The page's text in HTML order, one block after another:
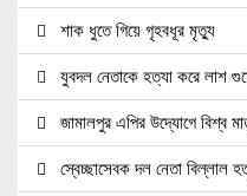
শাক ধুতে গিয়ে গৃহবধূর মৃত্যু
যুবদল নেতাকে হত্যা করে লাশ
জামালপুর এপির উদ্যোগে বিশ্ব
স্বেচ্ছাসেবক দল নেতা বিল্লাল